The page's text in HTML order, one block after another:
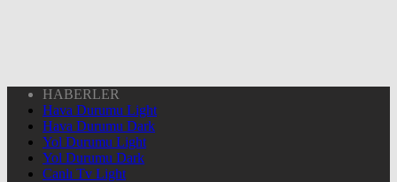
HABERLER
Hava Durumu Light
Hava Durumu Dark
Yol Durumu Light
Yol Durumu Dark
Canlı Tv Light